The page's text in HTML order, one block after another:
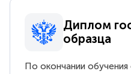
Диплом
образца
По окончании